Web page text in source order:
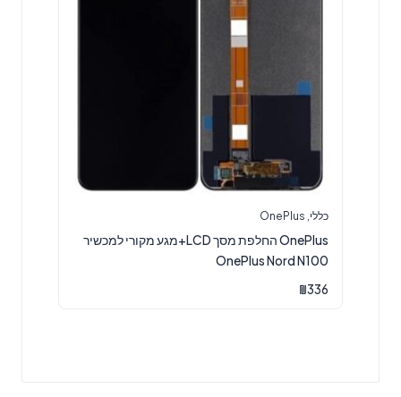
כללי,
OnePlus
OnePlus החלפת מסך LCD+מגע מקורי למכשיר
OnePlus Nord N100
₪336